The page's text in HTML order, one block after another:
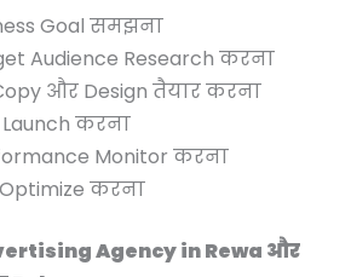
Goal समझना
Audience Research करना
और Design तैयार करना
Launch करना
Monitor करना
Optimize करना
Agency in Rewa और